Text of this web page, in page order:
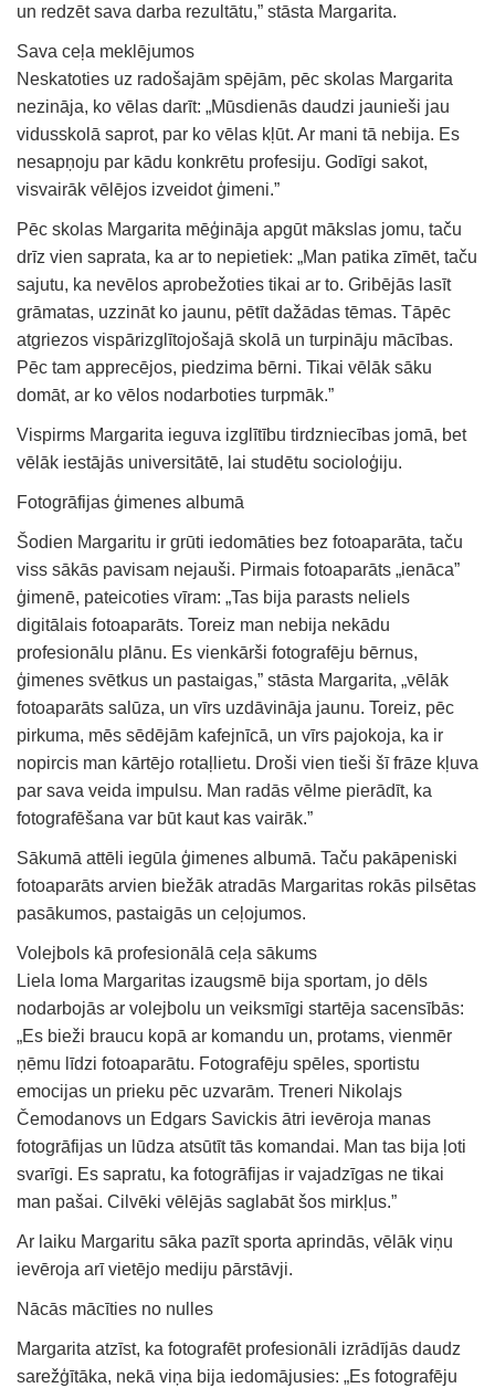
un redzēt sava darba rezultātu,” stāsta Margarita.
Sava ceļa meklējumos
Neskatoties uz radošajām spējām, pēc skolas Margarita
nezināja, ko vēlas darīt: „Mūsdienās daudzi jaunieši jau
vidusskolā saprot, par ko vēlas kļūt. Ar mani tā nebija. Es
nesapņoju par kādu konkrētu profesiju. Godīgi sakot,
visvairāk vēlējos izveidot ģimeni.”
Pēc skolas Margarita mēģināja apgūt mākslas jomu, taču
drīz vien saprata, ka ar to nepietiek: „Man patika zīmēt, taču
sajutu, ka nevēlos aprobežoties tikai ar to. Gribējās lasīt
grāmatas, uzzināt ko jaunu, pētīt dažādas tēmas. Tāpēc
atgriezos vispārizglītojošajā skolā un turpināju mācības.
Pēc tam apprecējos, piedzima bērni. Tikai vēlāk sāku
domāt, ar ko vēlos nodarboties turpmāk.”
Vispirms Margarita ieguva izglītību tirdzniecības jomā, bet
vēlāk iestājās universitātē, lai studētu socioloģiju.
Fotogrāfijas ģimenes albumā
Šodien Margaritu ir grūti iedomāties bez fotoaparāta, taču
viss sākās pavisam nejauši. Pirmais fotoaparāts „ienāca”
ģimenē, pateicoties vīram: „Tas bija parasts neliels
digitālais fotoaparāts. Toreiz man nebija nekādu
profesionālu plānu. Es vienkārši fotografēju bērnus,
ģimenes svētkus un pastaigas,” stāsta Margarita, „vēlāk
fotoaparāts salūza, un vīrs uzdāvināja jaunu. Toreiz, pēc
pirkuma, mēs sēdējām kafejnīcā, un vīrs pajokoja, ka ir
nopircis man kārtējo rotaļlietu. Droši vien tieši šī frāze kļuva
par sava veida impulsu. Man radās vēlme pierādīt, ka
fotografēšana var būt kaut kas vairāk.”
Sākumā attēli iegūla ģimenes albumā. Taču pakāpeniski
fotoaparāts arvien biežāk atradās Margaritas rokās pilsētas
pasākumos, pastaigās un ceļojumos.
Volejbols kā profesionālā ceļa sākums
Liela loma Margaritas izaugsmē bija sportam, jo dēls
nodarbojās ar volejbolu un veiksmīgi startēja sacensībās:
„Es bieži braucu kopā ar komandu un, protams, vienmēr
ņēmu līdzi fotoaparātu. Fotografēju spēles, sportistu
emocijas un prieku pēc uzvarām. Treneri Nikolajs
Čemodanovs un Edgars Savickis ātri ievēroja manas
fotogrāfijas un lūdza atsūtīt tās komandai. Man tas bija ļoti
svarīgi. Es sapratu, ka fotogrāfijas ir vajadzīgas ne tikai
man pašai. Cilvēki vēlējās saglabāt šos mirkļus.”
Ar laiku Margaritu sāka pazīt sporta aprindās, vēlāk viņu
ievēroja arī vietējo mediju pārstāvji.
Nācās mācīties no nulles
Margarita atzīst, ka fotografēt profesionāli izrādījās daudz
sarežģītāka, nekā viņa bija iedomājusies: „Es fotografēju